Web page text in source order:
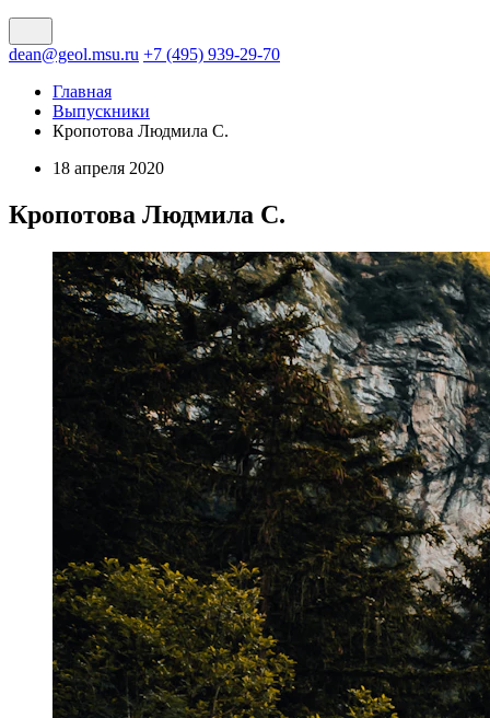
dean@geol.msu.ru +7 (495) 939-29-70
Главная
Выпускники
Кропотова Людмила С.
18 апреля 2020
Кропотова Людмила С.